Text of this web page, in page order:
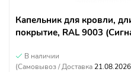
Капельник для кровли,
покрытие, RAL 9003
В наличии
(Самовывоз / Доставка 21.08.2026